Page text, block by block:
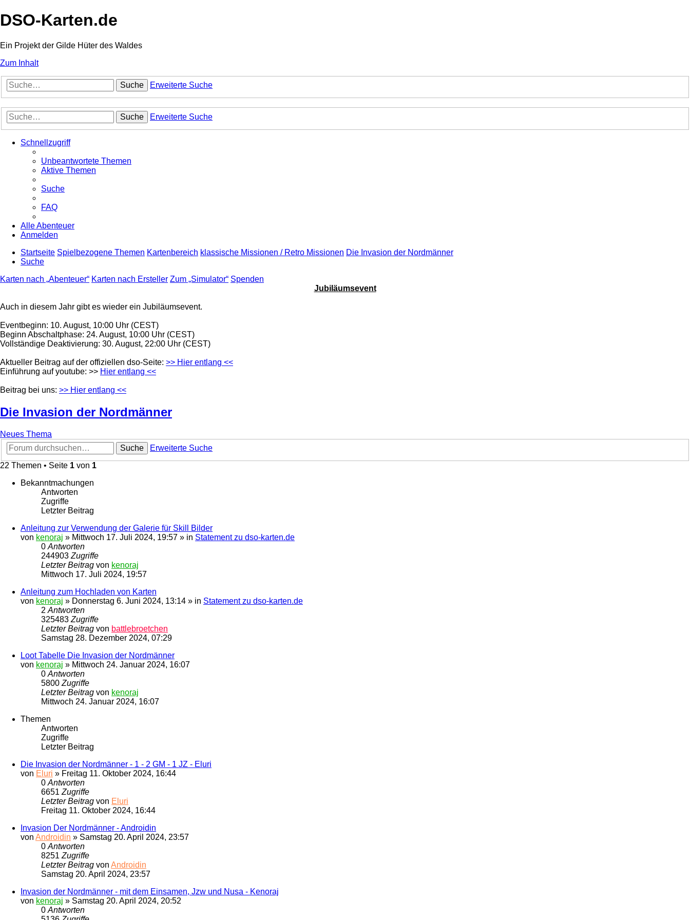
DSO-Karten.de
Ein Projekt der Gilde Hüter des Waldes
Zum Inhalt
Suche Erweiterte Suche
Suche Erweiterte Suche
Schnellzugriff
Unbeantwortete Themen
Aktive Themen
Suche
FAQ
Alle Abenteuer
Anmelden
Startseite Spielbezogene Themen Kartenbereich klassische Missionen / Retro Missionen Die Invasion der Nordmänner
Suche
Karten nach „Abenteuer“ Karten nach Ersteller Zum „Simulator“ Spenden
Jubiläumsevent
Auch in diesem Jahr gibt es wieder ein Jubiläumsevent.
Eventbeginn: 10. August, 10:00 Uhr (CEST)
Beginn Abschaltphase: 24. August, 10:00 Uhr (CEST)
Vollständige Deaktivierung: 30. August, 22:00 Uhr (CEST)
Aktueller Beitrag auf der offiziellen dso-Seite: >> Hier entlang <<
Einführung auf youtube: >> Hier entlang <<
Beitrag bei uns: >> Hier entlang <<
Die Invasion der Nordmänner
Neues Thema
Suche
Erweiterte Suche
22 Themen • Seite 1 von 1
Bekanntmachungen
Antworten
Zugriffe
Letzter Beitrag
Anleitung zur Verwendung der Galerie für Skill Bilder
von kenoraj » Mittwoch 17. Juli 2024, 19:57 » in Statement zu dso-karten.de
0Antworten
244903Zugriffe
Letzter Beitrag von kenoraj
Mittwoch 17. Juli 2024, 19:57
Anleitung zum Hochladen von Karten
von kenoraj » Donnerstag 6. Juni 2024, 13:14 » in Statement zu dso-karten.de
2Antworten
325483Zugriffe
Letzter Beitrag von battlebroetchen
Samstag 28. Dezember 2024, 07:29
Loot Tabelle Die Invasion der Nordmänner
von kenoraj » Mittwoch 24. Januar 2024, 16:07
0Antworten
5800Zugriffe
Letzter Beitrag von kenoraj
Mittwoch 24. Januar 2024, 16:07
Themen
Antworten
Zugriffe
Letzter Beitrag
Die Invasion der Nordmänner - 1 - 2 GM - 1 JZ - Eluri
von Eluri » Freitag 11. Oktober 2024, 16:44
0Antworten
6651Zugriffe
Letzter Beitrag von Eluri
Freitag 11. Oktober 2024, 16:44
Invasion Der Nordmänner - Androidin
von Androidin » Samstag 20. April 2024, 23:57
0Antworten
8251Zugriffe
Letzter Beitrag von Androidin
Samstag 20. April 2024, 23:57
Invasion der Nordmänner - mit dem Einsamen, Jzw und Nusa - Kenoraj
von kenoraj » Samstag 20. April 2024, 20:52
0Antworten